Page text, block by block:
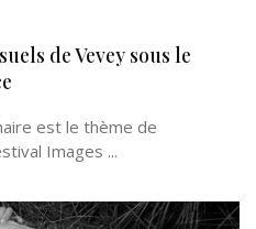
de Vevey sous le
est le thème de
Images ...